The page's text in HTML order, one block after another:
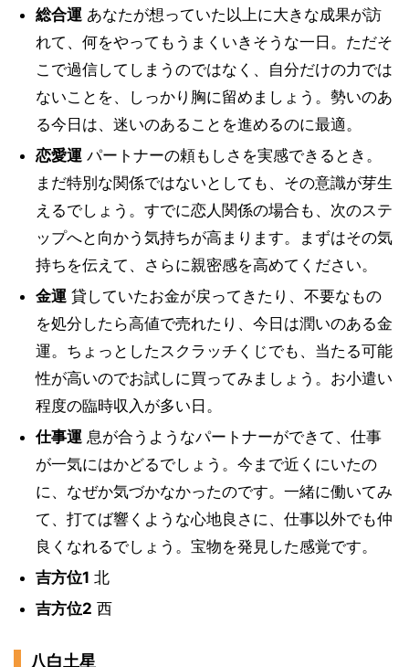
総合運あなたが想っていた以上に大きな成果が訪
れて、何をやってもうまくいきそうな一日。ただそ
こで過信してしまうのではなく、自分だけの力では
ないことを、しっかり胸に留めましょう。勢いのあ
る今日は、迷いのあることを進めるのに最適。
恋愛運パートナーの頼もしさを実感できるとき。
まだ特別な関係ではないとしても、その意識が芽生
えるでしょう。すでに恋人関係の場合も、次のステ
ップへと向かう気持ちが高まります。まずはその気
持ちを伝えて、さらに親密感を高めてください。
金運貸していたお金が戻ってきたり、不要なもの
を処分したら高値で売れたり、今日は潤いのある金
運。ちょっとしたスクラッチくじでも、当たる可能
性が高いのでお試しに買ってみましょう。お小遣い
程度の臨時収入が多い日。
仕事運息が合うようなパートナーができて、仕事
が一気にはかどるでしょう。今まで近くにいたの
に、なぜか気づかなかったのです。一緒に働いてみ
て、打てば響くような心地良さに、仕事以外でも仲
良くなれるでしょう。宝物を発見した感覚です。
吉方位1 北
吉方位2 西
八白土星